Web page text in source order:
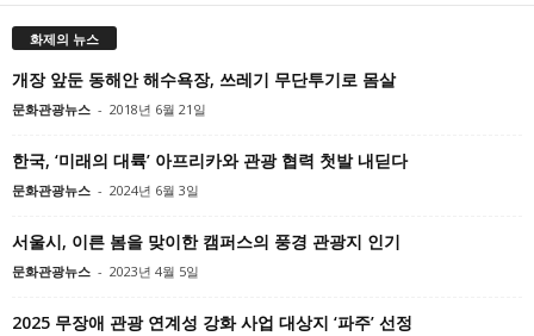
화제의 뉴스
개장 앞둔 동해안 해수욕장, 쓰레기 무단투기로 몸살
문화관광뉴스 - 2018년 6월 21일
한국, ‘미래의 대륙’ 아프리카와 관광 협력 첫발 내딛다
문화관광뉴스 - 2024년 6월 3일
서울시, 이른 봄을 맞이한 캠퍼스의 풍경 관광지 인기
문화관광뉴스 - 2023년 4월 5일
2025 무장애 관광 연계성 강화 사업 대상지 ‘파주’ 선정